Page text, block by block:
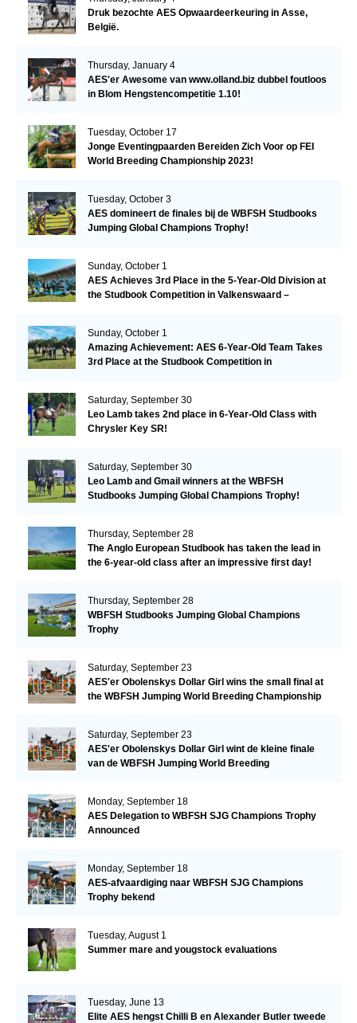
Druk bezochte AES Opwaardeerkeuring in Asse,
België.
Thursday, January 4
AES'er Awesome van www.olland.biz dubbel foutloos
in Blom Hengstencompetitie 1.10!
Tuesday, October 17
Jonge Eventingpaarden Bereiden Zich Voor op FEI
World Breeding Championship 2023!
Tuesday, October 3
AES domineert de finales bij de WBFSH Studbooks
Jumping Global Champions Trophy!
Sunday, October 1
AES Achieves 3rd Place in the 5-Year-Old Division at
the Studbook Competition in Valkenswaard –
Sunday, October 1
Amazing Achievement: AES 6-Year-Old Team Takes
3rd Place at the Studbook Competition in
Saturday, September 30
Leo Lamb takes 2nd place in 6-Year-Old Class with
Chrysler Key SR!
Saturday, September 30
Leo Lamb and Gmail winners at the WBFSH
Studbooks Jumping Global Champions Trophy!
Thursday, September 28
The Anglo European Studbook has taken the lead in
the 6-year-old class after an impressive first day!​
Thursday, September 28
WBFSH Studbooks Jumping Global Champions
Trophy
Saturday, September 23
AES'er Obolenskys Dollar Girl wins the small final at
the WBFSH Jumping World Breeding Championship
Saturday, September 23
AES'er Obolenskys Dollar Girl wint de kleine finale
van de WBFSH Jumping World Breeding
Monday, September 18
AES Delegation to WBFSH SJG Champions Trophy
Announced
Monday, September 18
AES-afvaardiging naar WBFSH SJG Champions
Trophy bekend
Tuesday, August 1
Summer mare and yougstock evaluations
Tuesday, June 13
Elite AES hengst Chilli B en Alexander Butler tweede